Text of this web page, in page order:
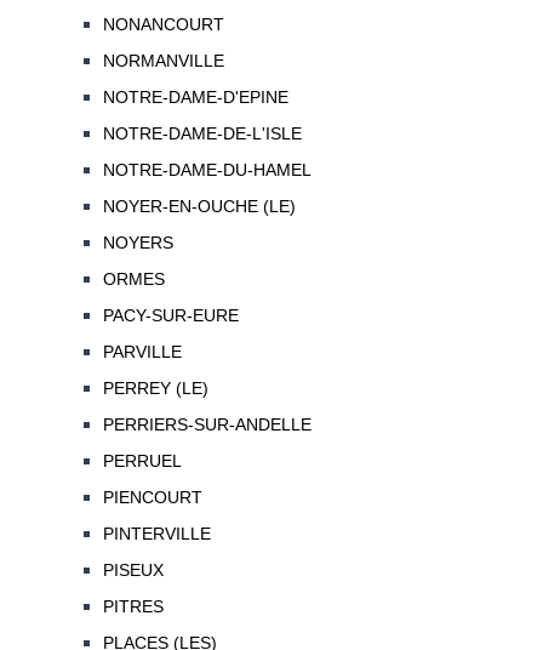
NONANCOURT
NORMANVILLE
NOTRE-DAME-D'EPINE
NOTRE-DAME-DE-L'ISLE
NOTRE-DAME-DU-HAMEL
NOYER-EN-OUCHE (LE)
NOYERS
ORMES
PACY-SUR-EURE
PARVILLE
PERREY (LE)
PERRIERS-SUR-ANDELLE
PERRUEL
PIENCOURT
PINTERVILLE
PISEUX
PITRES
PLACES (LES)